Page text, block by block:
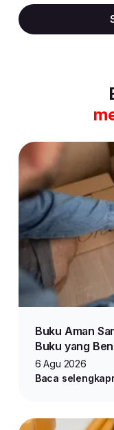
4
of
Buku Aman
Buku yang
6 Agu 2026
Baca